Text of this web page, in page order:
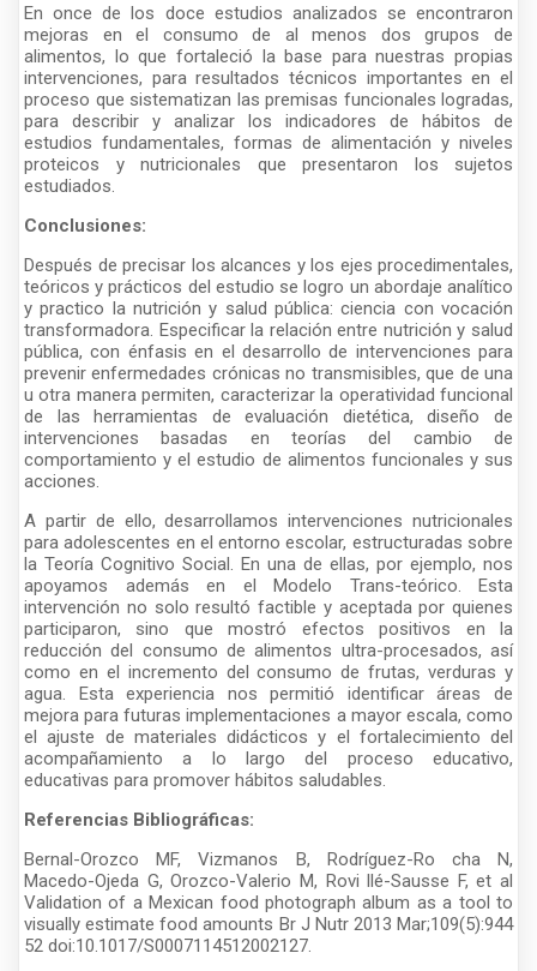
En once de los doce estudios analizados se encontraron
mejoras en el consumo de al menos dos grupos de
alimentos, lo que fortaleció la base para nuestras propias
intervenciones, para resultados técnicos importantes en el
proceso que sistematizan las premisas funcionales logradas,
para describir y analizar los indicadores de hábitos de
estudios fundamentales, formas de alimentación y niveles
proteicos y nutricionales que presentaron los sujetos
estudiados.
Conclusiones:
Después de precisar los alcances y los ejes procedimentales,
teóricos y prácticos del estudio se logro un abordaje analítico
y practico la nutrición y salud pública: ciencia con vocación
transformadora. Especificar la relación entre nutrición y salud
pública, con énfasis en el desarrollo de intervenciones para
prevenir enfermedades crónicas no transmisibles, que de una
u otra manera permiten, caracterizar la operatividad funcional
de las herramientas de evaluación dietética, diseño de
intervenciones basadas en teorías del cambio de
comportamiento y el estudio de alimentos funcionales y sus
acciones.
A partir de ello, desarrollamos intervenciones nutricionales
para adolescentes en el entorno escolar, estructuradas sobre
la Teoría Cognitivo Social. En una de ellas, por ejemplo, nos
apoyamos además en el Modelo Trans-teórico. Esta
intervención no solo resultó factible y aceptada por quienes
participaron, sino que mostró efectos positivos en la
reducción del consumo de alimentos ultra-procesados, así
como en el incremento del consumo de frutas, verduras y
agua. Esta experiencia nos permitió identificar áreas de
mejora para futuras implementaciones a mayor escala, como
el ajuste de materiales didácticos y el fortalecimiento del
acompañamiento a lo largo del proceso educativo,
educativas para promover hábitos saludables.
Referencias Bibliográficas:
Bernal-Orozco MF, Vizmanos B, Rodríguez-Ro cha N,
Macedo-Ojeda G, Orozco-Valerio M, Rovi llé-Sausse F, et al
Validation of a Mexican food photograph album as a tool to
visually estimate food amounts Br J Nutr 2013 Mar;109(5):944
52 doi:10.1017/S0007114512002127.